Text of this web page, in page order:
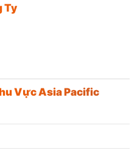
Ty
Vực Asia Pacific